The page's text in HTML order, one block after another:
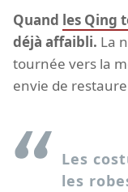
Quand les Qing
déjà affaibli. La
tournée vers la
envie de
Les
les